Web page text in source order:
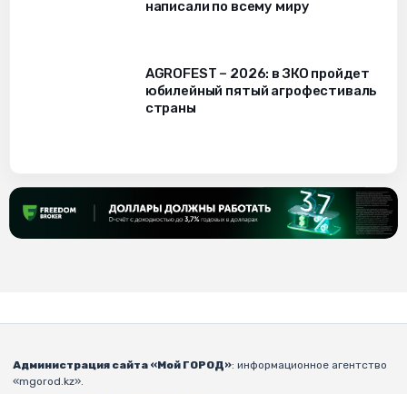
написали по всему миру
AGROFEST – 2026: в ЗКО пройдет
юбилейный пятый агрофестиваль
страны
Администрация сайта «Мой ГОРОД»: информационное агентство
«mgorod.kz».